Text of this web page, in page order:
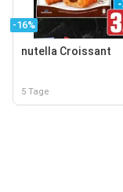
-16%
nutella Croissant
5 Tage